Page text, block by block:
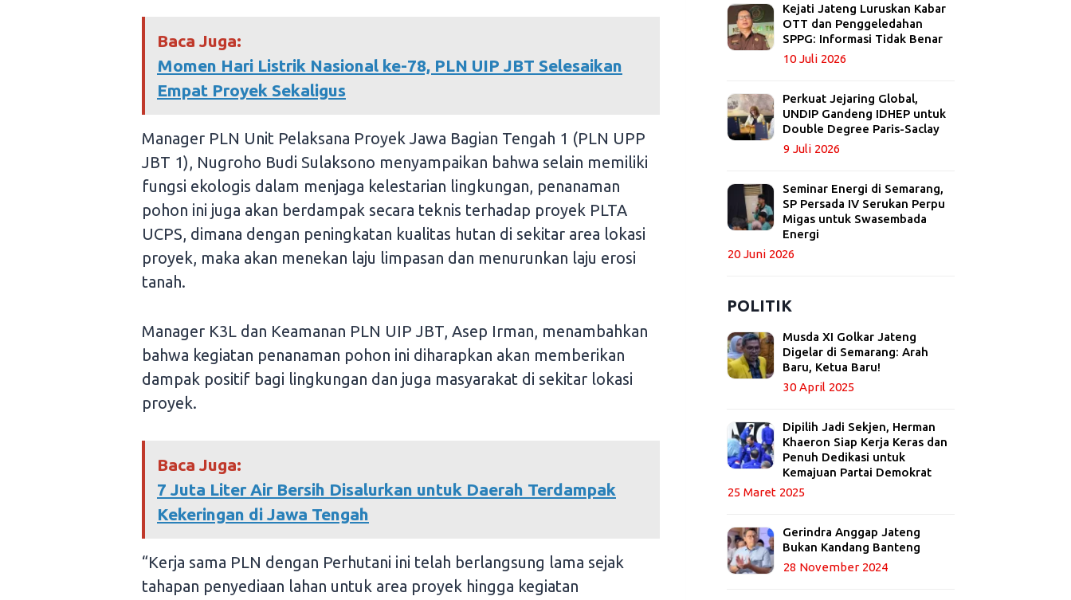
Baca Juga:
Momen Hari Listrik Nasional ke-78, PLN UIP JBT Selesaikan
Empat Proyek Sekaligus
Manager PLN Unit Pelaksana Proyek Jawa Bagian Tengah 1 (PLN UPP
JBT 1), Nugroho Budi Sulaksono menyampaikan bahwa selain memiliki
fungsi ekologis dalam menjaga kelestarian lingkungan, penanaman
pohon ini juga akan berdampak secara teknis terhadap proyek PLTA
UCPS, dimana dengan peningkatan kualitas hutan di sekitar area lokasi
proyek, maka akan menekan laju limpasan dan menurunkan laju erosi
tanah.
Manager K3L dan Keamanan PLN UIP JBT, Asep Irman, menambahkan
bahwa kegiatan penanaman pohon ini diharapkan akan memberikan
dampak positif bagi lingkungan dan juga masyarakat di sekitar lokasi
proyek.
Baca Juga:
7 Juta Liter Air Bersih Disalurkan untuk Daerah Terdampak
Kekeringan di Jawa Tengah
“Kerja sama PLN dengan Perhutani ini telah berlangsung lama sejak
tahapan penyediaan lahan untuk area proyek hingga kegiatan
Kejati Jateng Luruskan Kabar
OTT dan Penggeledahan
SPPG: Informasi Tidak Benar
10 Juli 2026
Perkuat Jejaring Global,
UNDIP Gandeng IDHEP untuk
Double Degree Paris-Saclay
9 Juli 2026
Seminar Energi di Semarang,
SP Persada IV Serukan Perpu
Migas untuk Swasembada
Energi
20 Juni 2026
POLITIK
Musda XI Golkar Jateng
Digelar di Semarang: Arah
Baru, Ketua Baru!
30 April 2025
Dipilih Jadi Sekjen, Herman
Khaeron Siap Kerja Keras dan
Penuh Dedikasi untuk
Kemajuan Partai Demokrat
25 Maret 2025
Gerindra Anggap Jateng
Bukan Kandang Banteng
28 November 2024